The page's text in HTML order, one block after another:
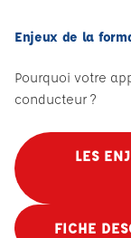
Enjeux de la
Pourquoi votre
conducteur ?
LES
FICHE